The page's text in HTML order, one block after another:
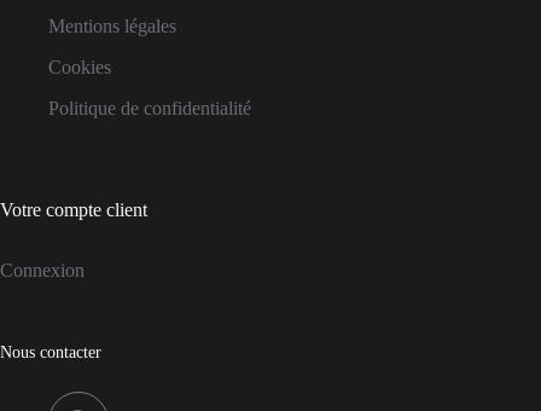
Mentions légales
Cookies
Politique de confidentialité
Votre compte client
Connexion
Nous contacter